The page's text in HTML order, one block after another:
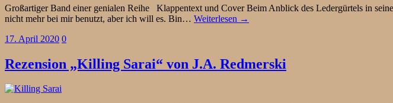
Großartiger Band einer genialen Reihe Klappentext und Cover Beim Anblick des Ledergürtels in
nicht mehr bei mir benutzt, aber ich will es. Bin… Weiterlesen →
17. April 2020 0
Rezension „Killing Sarai“ von J.A. Redmerski